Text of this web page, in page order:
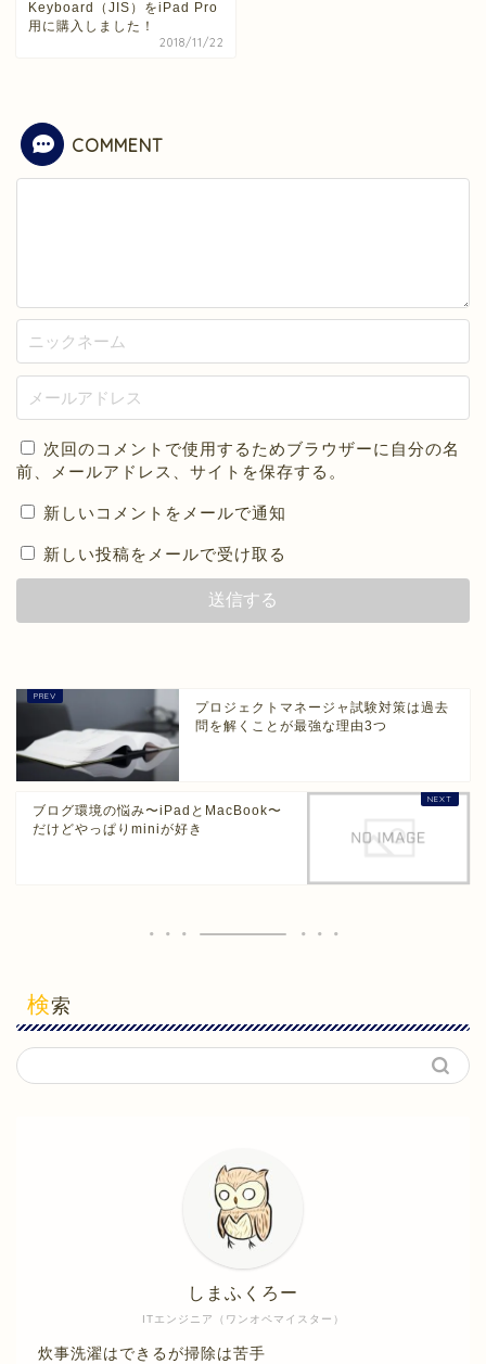
Keyboard（JIS）をiPad Pro
用に購入しました！
2018/11/22
COMMENT
次回のコメントで使用するためブラウザーに自分の名
前、メールアドレス、サイトを保存する。
新しいコメントをメールで通知
新しい投稿をメールで受け取る
プロジェクトマネージャ試験対策は過去
問を解くことが最強な理由3つ
ブログ環境の悩み〜iPadとMacBook〜
だけどやっぱりminiが好き
検索
ITエンジニア（ワンオペマイスター）
しまふくろー
炊事洗濯はできるが掃除は苦手